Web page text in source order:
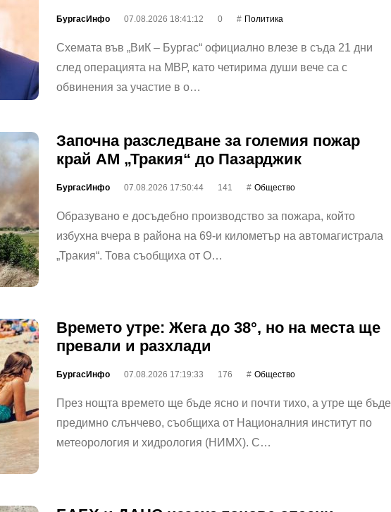
БургасИнфо 07.08.2026 18:41:12 0 Политика
Схемата във „ВиК – Бургас“ официално влезе в съда 21 дни
след операцията на МВР, като четирима души вече са с
обвинения за участие в о…
Започна разследване за големия пожар
край АМ „Тракия“ до Пазарджик
БургасИнфо 07.08.2026 17:50:44 141 Общество
Образувано е досъдебно производство за пожара, който
избухна вчера в района на 69-и километър на автомагистрала
„Тракия“. Това съобщиха от О…
Времето утре: Жега до 38°, но на места ще
превали и разхлади
БургасИнфо 07.08.2026 17:19:33 176 Общество
През нощта времето ще бъде ясно и почти тихо, а утре ще бъде
предимно слънчево, съобщиха от Националния институт по
метеорология и хидрология (НИМХ). С…